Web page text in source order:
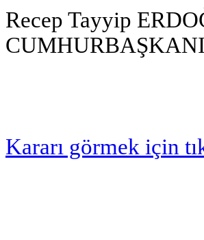
Recep Tayyip
CUMHURBAŞKANI
Kararı görmek için